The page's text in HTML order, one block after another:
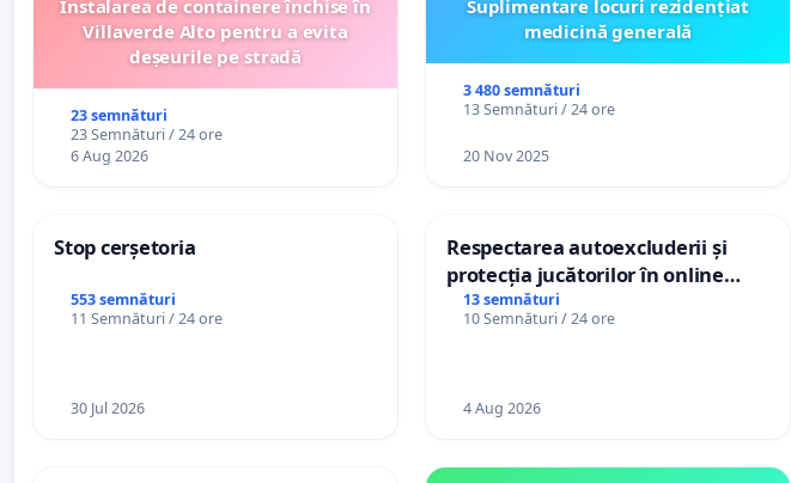
Instalarea de containere închise în
Villaverde Alto pentru a evita
deșeurile pe stradă
23 semnături
23 Semnături / 24 ore
6 Aug 2026
Suplimentare locuri rezidențiat
medicină generală
3 480 semnături
13 Semnături / 24 ore
20 Nov 2025
Stop cerșetoria
553 semnături
11 Semnături / 24 ore
30 Jul 2026
Respectarea autoexcluderii și
protecția jucătorilor în online
casino
13 semnături
10 Semnături / 24 ore
4 Aug 2026